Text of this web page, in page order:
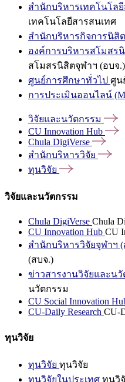
สำนักบริหารเทคโนโล
เทคโนโลยีสารสนเทศ
สำนักบริหารกิจการนิสิต
องค์การบริหารสโมสร
สโมสรนิสิตจุฬาฯ (อบจ.)
ศูนย์การศึกษาทั่วไป ศูน
การประเมินออนไลน์
วิจัยและนวัตกรรม
CU Innovation Hub
Chula DigiVerse
สำนักบริหารวิจัย
ทุนวิจัย
วิจัยและนวัตกรรม
Chula DigiVerse Chula
CU Innovation Hub CU
สำนักบริหารวิจัยจุฬาฯ (
(สบจ.)
ข่าวสารงานวิจัยและนวั
นวัตกรรม
CU Social Innovation
CU-Daily Research CU-
ทุนวิจัย
ทุนวิจัย ทุนวิจัย
ทุนวิจัยในประเทศ ทุนวิ